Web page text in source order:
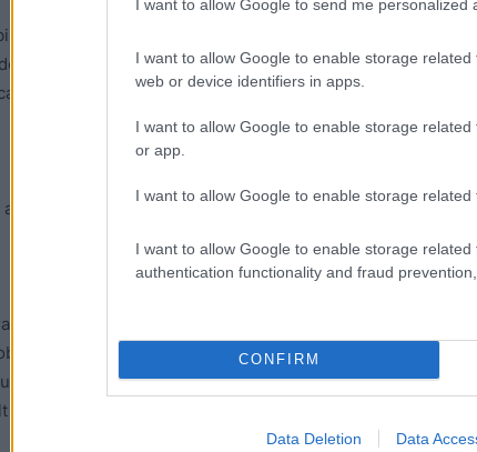
I want to allow Google to send me personalized
I want to allow Google to enable storage
web or device identifiers in apps.
I want to allow Google to enable storage
or app.
I want to allow Google to enable storage related
I want to allow Google to enable storage related
authentication functionality and fraud
CONFIRM
Data Deletion Data
tine
te poate rani
sti ce simti
acum